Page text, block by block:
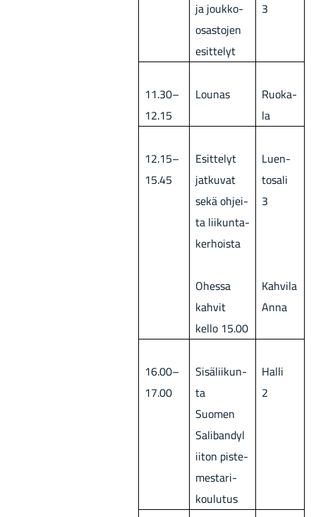
ja joukko-​
osastojen
esit­te­lyt
3
11.30–
12.15
Lou­nas
Ruo­ka­
la
12.15–
15.45
Esit­te­lyt
jat­ku­vat
sekä oh­jei­
ta lii­kun­ta­
ker­hois­ta
Ohes­sa
kah­vit
kello 15.00
Luen­
to­sa­li
3
Kah­vi­la
Anna
16.00–
17.00
Si­sä­lii­kun­
ta
Suo­men
Sa­li­ban­dy­l
ii­ton pis­te­
mes­ta­ri­
kou­lu­tus
Halli
2